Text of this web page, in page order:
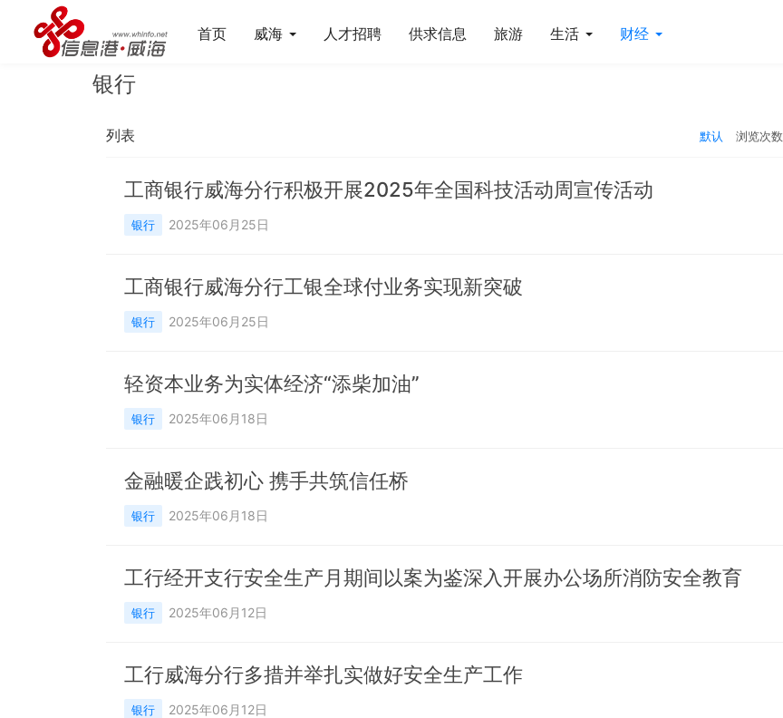
首页 威海 人才招聘 供求信息 旅游 生活 财经
银行
列表 默认 浏览次数
工商银行威海分行积极开展2025年全国科技活动周宣传活动
银行 2025年06月25日
工商银行威海分行工银全球付业务实现新突破
银行 2025年06月25日
轻资本业务为实体经济“添柴加油”
银行 2025年06月18日
金融暖企践初心 携手共筑信任桥
银行 2025年06月18日
工行经开支行安全生产月期间以案为鉴深入开展办公场所消防安全教育
银行 2025年06月12日
工行威海分行多措并举扎实做好安全生产工作
银行 2025年06月12日